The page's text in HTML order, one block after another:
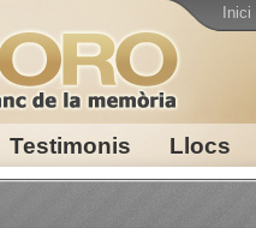
Testimonis Llocs
Inici